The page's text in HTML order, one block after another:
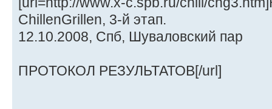
ChillenGrillen, 3-й этап.
12.10.2008, Спб, Шуваловский пар
ПРОТОКОЛ РЕЗУЛЬТАТОВ[/url]